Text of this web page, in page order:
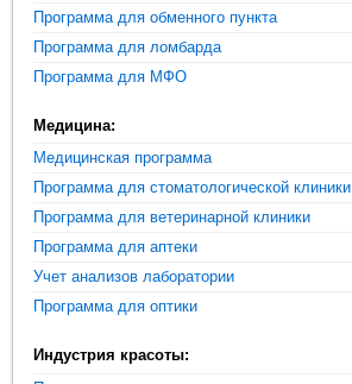
Программа для обменного пункта
Программа для ломбарда
Программа для МФО
Медицина:
Медицинская программа
Программа для стоматологической клиники
Программа для ветеринарной клиники
Программа для аптеки
Учет анализов лаборатории
Программа для оптики
Индустрия красоты: